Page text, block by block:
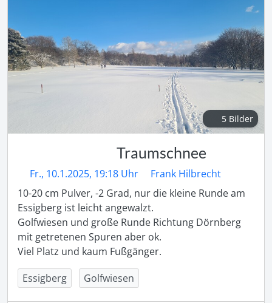
5 Bilder
Traumschnee
Fr., 10.1.2025, 19:18 Uhr
Frank Hilbrecht
10-20 cm Pulver, -2 Grad, nur die kleine Runde am
Essigberg ist leicht angewalzt.
Golfwiesen und große Runde Richtung Dörnberg
mit getretenen Spuren aber ok.
Viel Platz und kaum Fußgänger.
Essigberg
Golfwiesen